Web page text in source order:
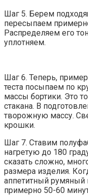
Шаг 5. Берем
пересыпаем
Распределяем его
уплотняем.
Шаг 6. Теперь,
теста посыпаем по
массы бортики. Это
стакана. В
творожную массу.
крошки.
Шаг 7. Ставим
нагретую до 180
сказать сложно,
размера изделия.
аппетитный румяный
примерно 50-60